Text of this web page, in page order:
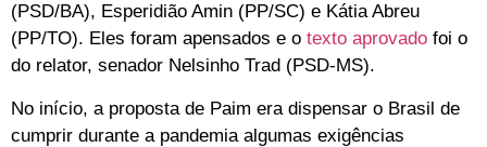
(PSD/BA), Esperidião Amin (PP/SC) e Kátia Abreu
(PP/TO). Eles foram apensados e o texto aprovado foi o
do relator, senador Nelsinho Trad (PSD-MS).
No início, a proposta de Paim era dispensar o Brasil de
cumprir durante a pandemia algumas exigências